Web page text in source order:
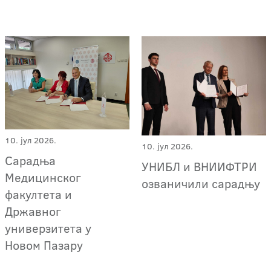
10. јул 2026.
Сарадња
Медицинског
факултета и
Државног
универзитета у
Новом Пазару
10. јул 2026.
УНИБЛ и ВНИИФТРИ
озваничили сарадњу